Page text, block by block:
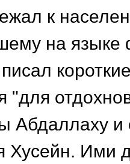
к
на
"для
Абдаллаху и
Хусейн. Ими